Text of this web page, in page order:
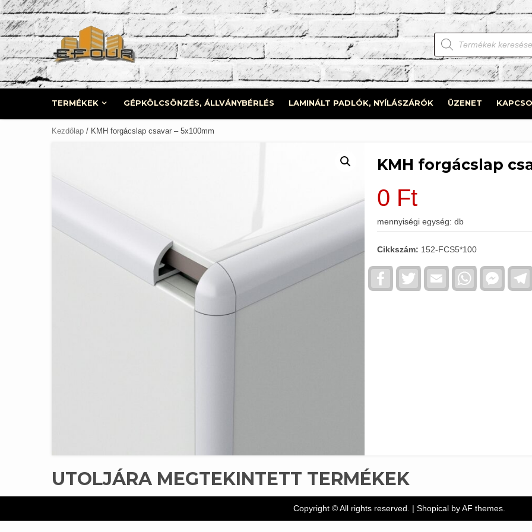
Skip
to
content
Products
search
TERMÉKEK GÉPKÖLCSÖNZÉS, ÁLLVÁNYBÉRLÉS LAMINÁLT PADLÓK, NYÍLÁSZÁRÓK ÜZENET
Kezdőlap / KMH forgácslap csavar – 5x100mm
KMH forgácslap
0 Ft
mennyiségi egység: db
Cikkszám: 152-FCS5*100
FacebookTwitter Email WhatsApp
UTOLJÁRA MEGTEKINTETT TERMÉKEK
Copyright © All rights reserved. | Shopicalby AF themes.